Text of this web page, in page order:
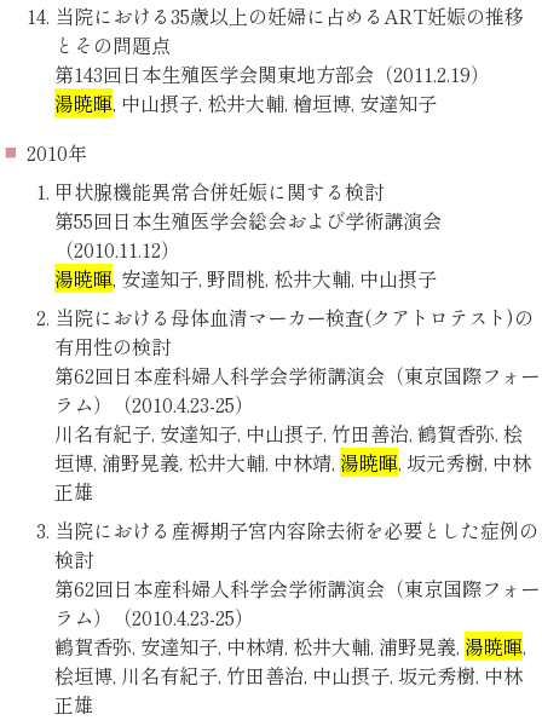
当院における35歳以上の妊婦に占めるART妊娠の推移
とその問題点
第143回日本生殖医学会関東地方部会（2011.2.19）
湯暁暉, 中山摂子, 松井大輔, 檜垣博, 安達知子
2010年
甲状腺機能異常合併妊娠に関する検討
第55回日本生殖医学会総会および学術講演会
（2010.11.12）
湯暁暉, 安達知子, 野間桃, 松井大輔, 中山摂子
当院における母体血清マーカー検査(クアトロテスト)の
有用性の検討
第62回日本産科婦人科学会学術講演会（東京国際フォー
ラム）（2010.4.23-25）
川名有紀子, 安達知子, 中山摂子, 竹田善治, 鶴賀香弥, 桧
垣博, 浦野晃義, 松井大輔, 中林靖, 湯暁暉, 坂元秀樹, 中林
正雄
当院における産褥期子宮内容除去術を必要とした症例の
検討
第62回日本産科婦人科学会学術講演会（東京国際フォー
ラム）（2010.4.23-25）
鶴賀香弥, 安達知子, 中林靖, 松井大輔, 浦野晃義, 湯暁暉,
桧垣博, 川名有紀子, 竹田善治, 中山摂子, 坂元秀樹, 中林
正雄